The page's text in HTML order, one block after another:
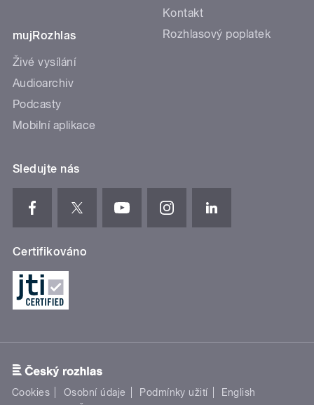
mujRozhlas
Živé vysílání
Audioarchiv
Podcasty
Mobilní aplikace
Kontakt
Rozhlasový poplatek
Sledujte nás
Certifikováno
Cookies Osobní údaje Podmínky užití
English